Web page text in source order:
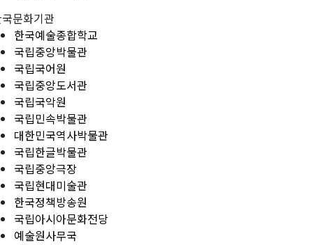
문화기관
한국예술종합학교
국립중앙박물관
국립국어원
국립중앙도서관
국립국악원
국립민속박물관
대한민국역사박물관
국립한글박물관
국립중앙극장
국립현대미술관
한국정책방송원
국립아시아문화전당
예술원사무국